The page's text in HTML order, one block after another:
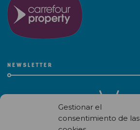
Gestionar el
consentimiento de las
NEWSLETTER